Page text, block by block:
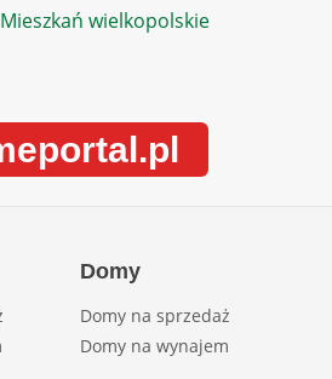
wielkopolskie
Domy
Domy na sprzedaż
Domy na wynajem